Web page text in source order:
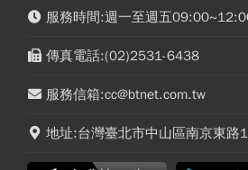
服務時間:週一至週五
傳真電話:(02)2531-6438
服務信箱:cc@btnet.com.tw
地址:台灣臺北市中山區南京東路